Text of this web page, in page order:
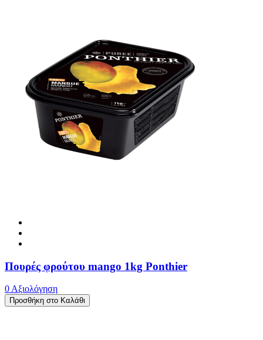
Πουρές φρούτου mango 1kg Ponthier
0 Αξιολόγηση
Προσθήκη στο Καλάθι